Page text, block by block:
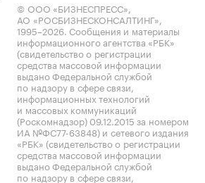
© ООО «БИЗНЕСПРЕСС»,
АО «РОСБИЗНЕСКОНСАЛТИНГ»,
1995–2026. Сообщения и материалы
информационного агентства «РБК»
(свидетельство о регистрации
средства массовой информации
выдано Федеральной службой
по надзору в сфере связи,
информационных технологий
и массовых коммуникаций
(Роскомнадзор) 09.12.2015 за номером
ИА №ФС77-63848) и сетевого издания
«РБК» (свидетельство о регистрации
средства массовой информации
выдано Федеральной службой
по надзору в сфере связи,